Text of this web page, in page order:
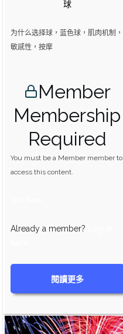
球
为什么选择球，蓝色球，肌肉机制，
敏感性，按摩
Member
Membership
Required
You must be a Member member to
access this content.
Already a member?
閱讀更多